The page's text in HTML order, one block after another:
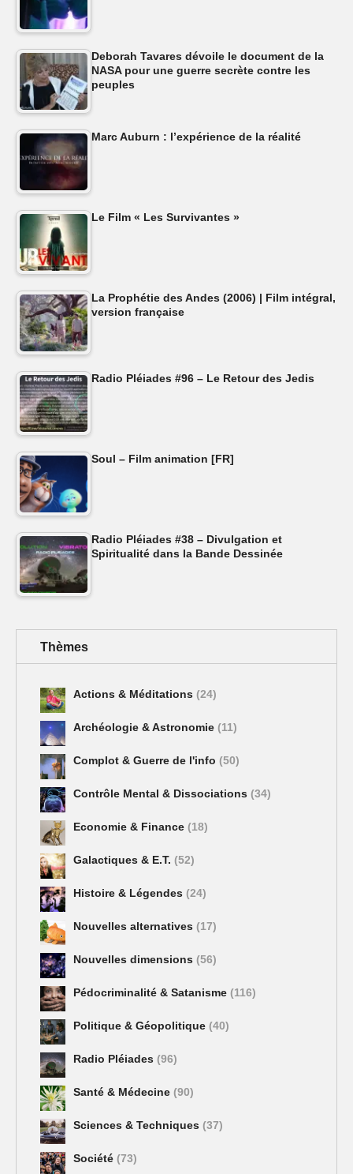
Deborah Tavares dévoile le document de la
NASA pour une guerre secrète contre les
peuples
Marc Auburn : l’expérience de la réalité
Le Film « Les Survivantes »
La Prophétie des Andes (2006) | Film intégral,
version française
Radio Pléiades #96 – Le Retour des Jedis
Soul – Film animation [FR]
Radio Pléiades #38 – Divulgation et
Spiritualité dans la Bande Dessinée
Thèmes
Actions & Méditations (24)
Archéologie & Astronomie (11)
Complot & Guerre de l'info (50)
Contrôle Mental & Dissociations (34)
Economie & Finance (18)
Galactiques & E.T. (52)
Histoire & Légendes (24)
Nouvelles alternatives (17)
Nouvelles dimensions (56)
Pédocriminalité & Satanisme (116)
Politique & Géopolitique (40)
Radio Pléiades (96)
Santé & Médecine (90)
Sciences & Techniques (37)
Société (73)